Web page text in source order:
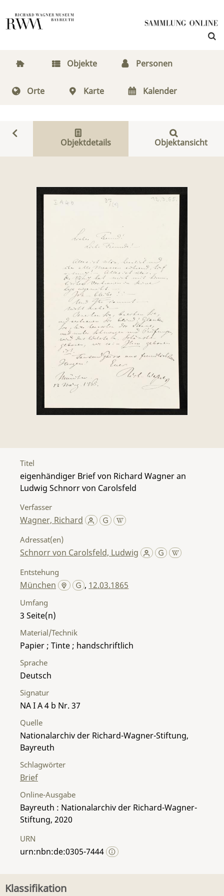
Objekte Personen
Orte Karte Kalender
Objektdetails Objektansicht
Titel
eigenhändiger Brief von Richard Wagner an
Ludwig Schnorr von Carolsfeld
Verfasser
Wagner, Richard
Adressat(en)
Schnorr von Carolsfeld, Ludwig
Entstehung
München , 12.03.1865
Umfang
3
Material/Technik
Papier ; Tinte ; handschriftlich
Sprache
Deutsch
Signatur
NA I A 4 b Nr. 37
Quelle
Nationalarchiv der Richard-Wagner-Stiftung,
Bayreuth
Schlagwörter
Brief
Online-Ausgabe
Bayreuth : Nationalarchiv der Richard-Wagner-
Stiftung, 2020
URN
urn:nbn:de:0305-7444
Klassifikation